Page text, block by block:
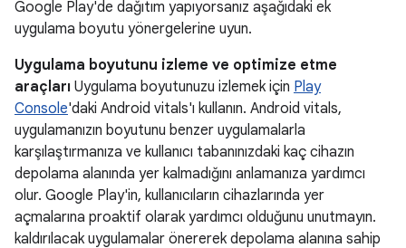
Google Play'de dağıtım yapıyorsanız aşağıdaki ek
uygulama boyutu yönergelerine uyun.
Uygulama boyutunu izleme ve optimize etme
araçları Uygulama boyutunuzu izlemek için Play
Console'daki Android vitals'ı kullanın. Android vitals,
uygulamanızın boyutunu benzer uygulamalarla
karşılaştırmanıza ve kullanıcı tabanınızdaki kaç cihazın
depolama alanında yer kalmadığını anlamanıza yardımcı
olur. Google Play'in, kullanıcıların cihazlarında yer
açmalarına proaktif olarak yardımcı olduğunu unutmayın.
kaldırılacak uygulamalar önererek depolama alanına sahip